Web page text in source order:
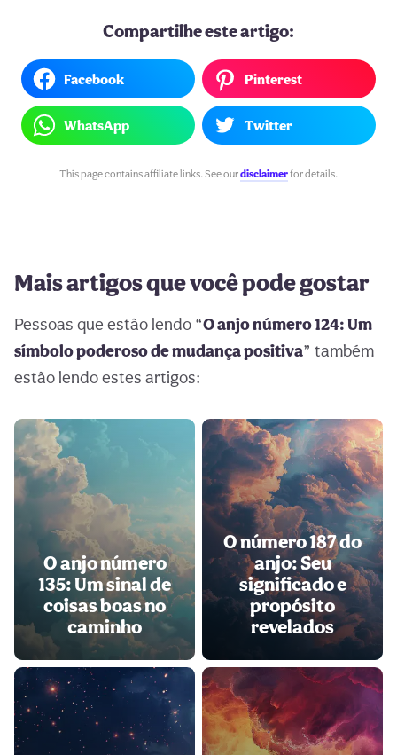
Compartilhe este artigo:
Facebook Pinterest
WhatsApp Twitter
This page contains affiliate links. See ourdisclaimerfor details.
Mais artigos que você pode gostar
Pessoas que estão lendo “O anjo número 124: Um
símbolo poderoso de mudança positiva” também
estão lendo estes artigos:
O anjo número
135: Um sinal de
coisas boas no
caminho
O número 187 do
anjo: Seu
significado e
propósito
revelados